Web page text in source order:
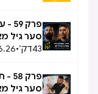
סער גיל
43דק׳•
סער גיל